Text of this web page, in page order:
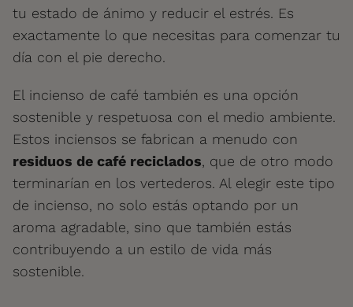
tu estado de ánimo y reducir el estrés. Es
exactamente lo que necesitas para comenzar tu
día con el pie derecho.
El incienso de café también es una opción
sostenible y respetuosa con el medio ambiente.
Estos inciensos se fabrican a menudo con
residuos de café reciclados, que de otro modo
terminarían en los vertederos. Al elegir este tipo
de incienso, no solo estás optando por un
aroma agradable, sino que también estás
contribuyendo a un estilo de vida más
sostenible.